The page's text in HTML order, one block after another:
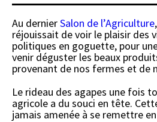
Au dernierSalon de l’Agriculture
réjouissait de voir le plaisir des
politiques en goguette, pour
venir déguster les beaux
provenant de nos fermes et de
Le rideau des agapes une fois
agricole a du souci en tête.
jamais amenée à se remettre